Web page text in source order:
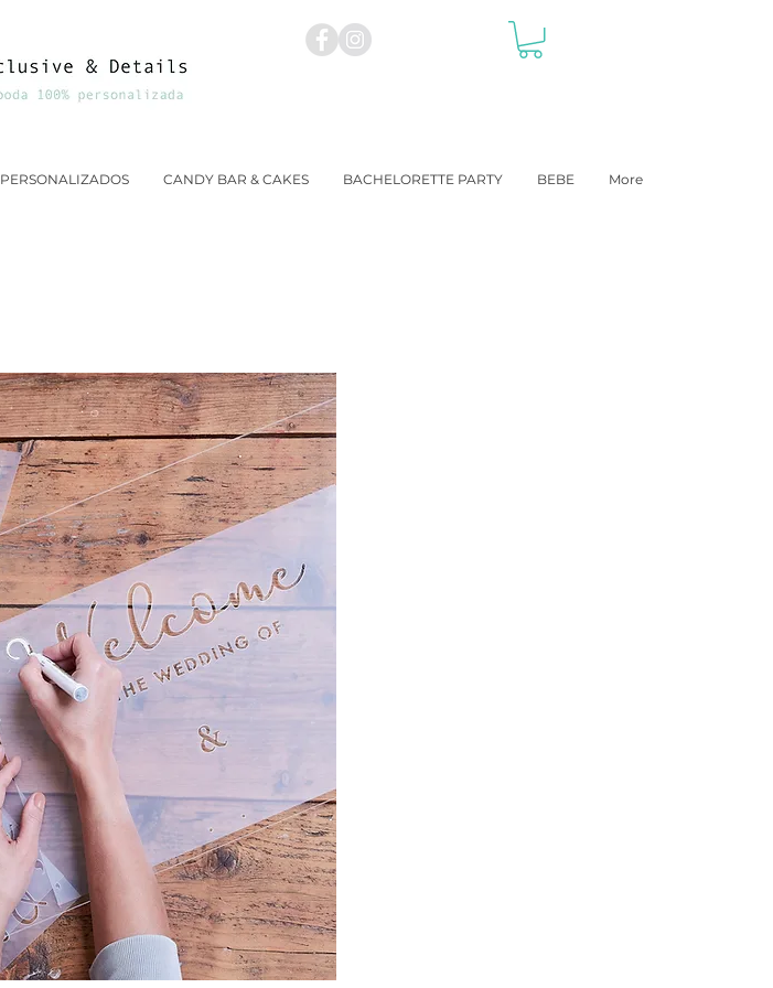
PERSONALIZADOS CANDY BAR & CAKES BACHELORETTE PARTY BEBE More